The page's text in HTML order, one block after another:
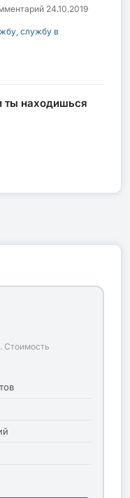
24.10.2019
службу в
ты находишься
Стоимость